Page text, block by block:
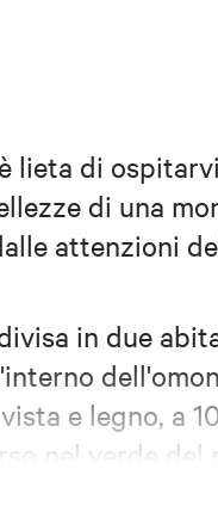
lieta di
di una
attenzioni
in due
e legno, a
nel verde del
nel nostro